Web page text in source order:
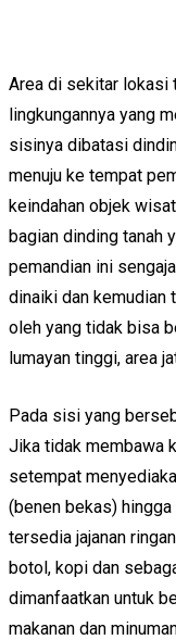
Area di sekitar lokasi
lingkungannya yang
sisinya dibatasi
menuju ke tempat
keindahan objek
bagian dinding tanah
pemandian ini
dinaiki dan kemudian
oleh yang tidak bisa
lumayan tinggi, area
Pada sisi yang
Jika tidak membawa
setempat
(benen bekas) hingga
tersedia jajanan
botol, kopi dan
dimanfaatkan untuk
makanan dan